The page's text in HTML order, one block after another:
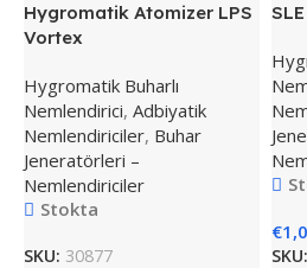
Hygromatik Atomizer LPS
Vortex
Hygromatik Buharlı
Nemlendirici, Adbiyatik
Nemlendiriciler, Buhar
Jeneratörleri –
Nemlendiriciler
Stokta
SKU: 30877
SLE
€
SKU: